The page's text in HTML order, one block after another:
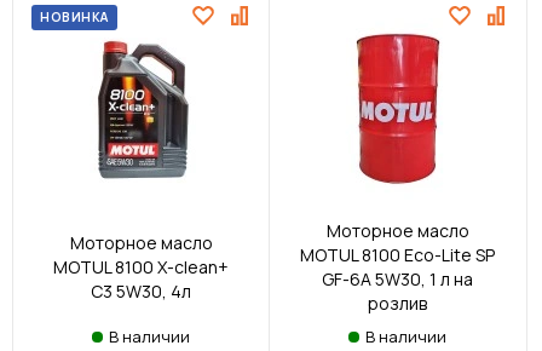
НОВИНКА
Моторное масло
MOTUL 8100 X-clean+
C3 5W30, 4л
В наличии
Моторное масло
MOTUL 8100 Eco-Lite SP
GF-6A 5W30, 1 л на
розлив
В наличии